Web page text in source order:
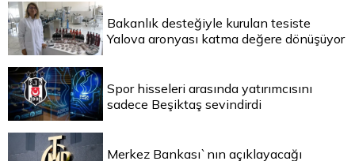
Bakanlık desteğiyle kurulan tesiste
Yalova aronyası katma değere dönüşüyor
Spor hisseleri arasında yatırımcısını
sadece Beşiktaş sevindirdi
Merkez Bankası`nın açıklayacağı